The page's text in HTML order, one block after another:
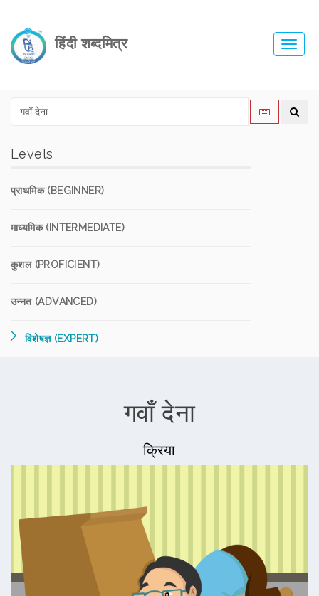
हिंदी शब्दमित्र
Levels
प्राथमिक (BEGINNER)
माध्यमिक (INTERMEDIATE)
कुशल (PROFICIENT)
उन्नत (ADVANCED)
विशेषज्ञ (EXPERT)
गवाँ देना
क्रिया